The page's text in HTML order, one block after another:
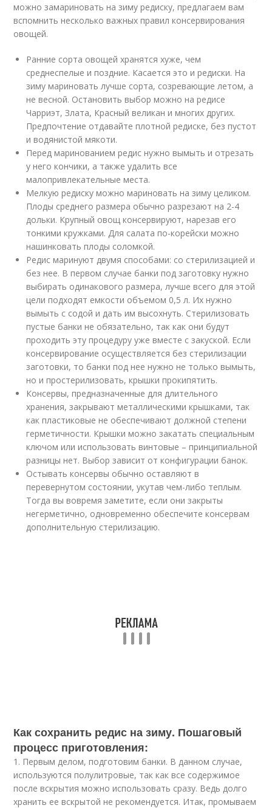
можно замариновать на зиму редиску, предлагаем вам
вспомнить несколько важных правил консервирования
овощей.
Ранние сорта овощей хранятся хуже, чем
среднеспелые и поздние. Касается это и редиски. На
зиму мариновать лучше сорта, созревающие летом, а
не весной. Остановить выбор можно на редисе
Чарриэт, Злата, Красный великан и многих других.
Предпочтение отдавайте плотной редиске, без пустот
и водянистой мякоти.
Перед маринованием редис нужно вымыть и отрезать
у него кончики, а также удалить все
малопривлекательные места.
Мелкую редиску можно мариновать на зиму целиком.
Плоды среднего размера обычно разрезают на 2-4
дольки. Крупный овощ консервируют, нарезав его
тонкими кружками. Для салата по-корейски можно
нашинковать плоды соломкой.
Редис маринуют двумя способами: со стерилизацией и
без нее. В первом случае банки под заготовку нужно
выбирать одинакового размера, лучше всего для этой
цели подходят емкости объемом 0,5 л. Их нужно
вымыть с содой и дать им высохнуть. Стерилизовать
пустые банки не обязательно, так как они будут
проходить эту процедуру уже вместе с закуской. Если
консервирование осуществляется без стерилизации
заготовки, то банки под нее нужно не только вымыть,
но и простерилизовать, крышки прокипятить.
Консервы, предназначенные для длительного
хранения, закрывают металлическими крышками, так
как пластиковые не обеспечивают должной степени
герметичности. Крышки можно закатать специальным
ключом или использовать винтовые – принципиальной
разницы нет. Выбор зависит от конфигурации банок.
Остывать консервы обычно оставляют в
перевернутом состоянии, укутав чем-либо теплым.
Тогда вы вовремя заметите, если они закрыты
негерметично, одновременно обеспечите консервам
дополнительную стерилизацию.
Как сохранить редис на зиму. Пошаговый
процесс приготовления:
1. Первым делом, подготовим банки. В данном случае,
используются полулитровые, так как все содержимое
после вскрытия можно использовать сразу. Ведь долго
хранить ее вскрытой не рекомендуется. Итак, промываем